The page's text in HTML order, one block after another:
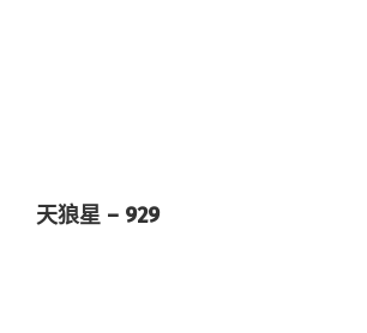
天狼星 – 929